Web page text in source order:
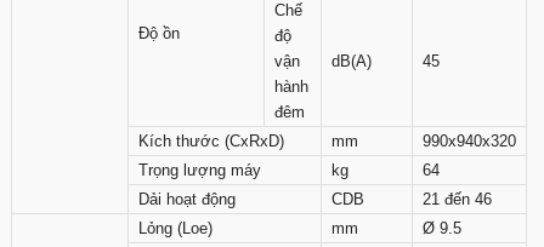
Độ ồn
Chế
độ
vận
hành
đêm
dB(A) 45
Kích thước (CxRxD) mm
990x940x320
Trọng lượng máy
kg
64
Dải hoạt động
CDB 21 đến 46
Lỏng (Loe) mm
Ø 9.5